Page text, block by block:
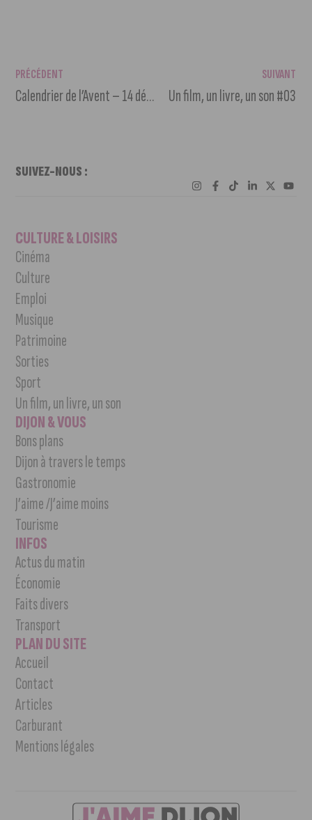
PRÉCÉDENT
Calendrier de l’Avent – 14 décembre
SUIVANT
Un film, un livre, un son #03
SUIVEZ-NOUS :
CULTURE & LOISIRS
Cinéma
Culture
Emploi
Musique
Patrimoine
Sorties
Sport
Un film, un livre, un son
DIJON & VOUS
Bons plans
Dijon à travers le temps
Gastronomie
J’aime /J’aime moins
Tourisme
INFOS
Actus du matin
Économie
Faits divers
Transport
PLAN DU SITE
Accueil
Contact
Articles
Carburant
Mentions légales